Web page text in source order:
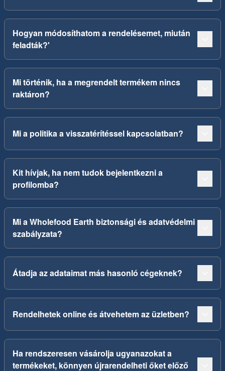
Hogyan módosíthatom a rendelésemet, miután
feladták?'
Mi történik, ha a megrendelt termékem nincs
raktáron?
Mi a politika a visszatérítéssel kapcsolatban?
Kit hívjak, ha nem tudok bejelentkezni a
profilomba?
Mi a Wholefood Earth biztonsági és adatvédelmi
szabályzata?
Átadja az adataimat más hasonló cégeknek?
Rendelhetek online és átvehetem az üzletben?
Ha rendszeresen vásárolja ugyanazokat a
termékeket, könnyen újrarendelheti őket előző